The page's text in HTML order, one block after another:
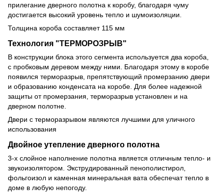
прилегание дверного полотна к коробу, благодаря чуму
достигается высокий уровень тепло и шумоизоляции.
Толщина короба составляет 115 мм
Технология "ТЕРМОРОЗРЫВ"
В конструкции блока этого сегмента используется два короба,
с пробковым деревом между ними. Благодаря этому в коробе
появился терморазрыв, препятствующий промерзанию двери
и образованию конденсата на коробе. Для более надежной
защиты от промерзания, терморазрыв установлен и на
дверном полотне.
Двери с терморазрывом являются лучшими для уличного
использования
Двойное утепление дверного полотна
3-х слойное наполнение полотна является отличным тепло- и
звукоизолятором. Экструдированный пенополистирол,
фольгоизол и каменная минеральная вата обеспечат тепло в
доме в любую непогоду.